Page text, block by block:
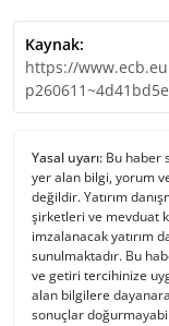
Kaynak:
https://
Yasal uyarı: Bu haber
yer alan bilgi, yorum
değildir. Yatırım
şirketleri ve mevduat
imzalanacak yatırım
sunulmaktadır. Bu
ve getiri tercihinize
alan bilgilere
sonuçlar